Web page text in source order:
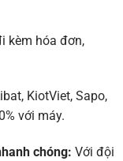
kèm hóa đơn,
KiotViet, Sapo,
với máy.
chóng: Với đội